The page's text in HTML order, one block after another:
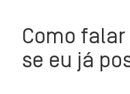
Como
se eu já